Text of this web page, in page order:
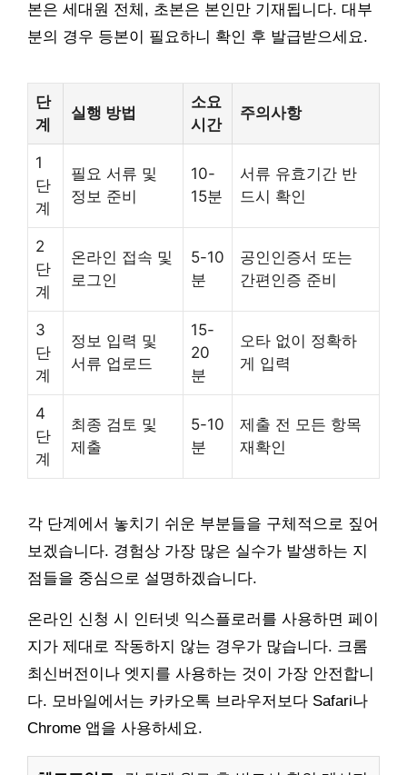
본은 세대원 전체, 초본은 본인만 기재됩니다. 대부
분의 경우 등본이 필요하니 확인 후 발급받으세요.
단
계
실행 방법
소요
시간
주의사항
1
단
계
필요 서류 및
정보 준비
10-
15분
서류 유효기간 반
드시 확인
2
단
계
온라인 접속 및
로그인
5-10
분
공인인증서 또는
간편인증 준비
3
단
계
정보 입력 및
서류 업로드
15-
20
분
오타 없이 정확하
게 입력
4
단
계
최종 검토 및
제출
5-10
분
제출 전 모든 항목
재확인
각 단계에서 놓치기 쉬운 부분들을 구체적으로 짚어
보겠습니다. 경험상 가장 많은 실수가 발생하는 지
점들을 중심으로 설명하겠습니다.
온라인 신청 시 인터넷 익스플로러를 사용하면 페이
지가 제대로 작동하지 않는 경우가 많습니다. 크롬
최신버전이나 엣지를 사용하는 것이 가장 안전합니
다. 모바일에서는 카카오톡 브라우저보다 Safari나
Chrome 앱을 사용하세요.